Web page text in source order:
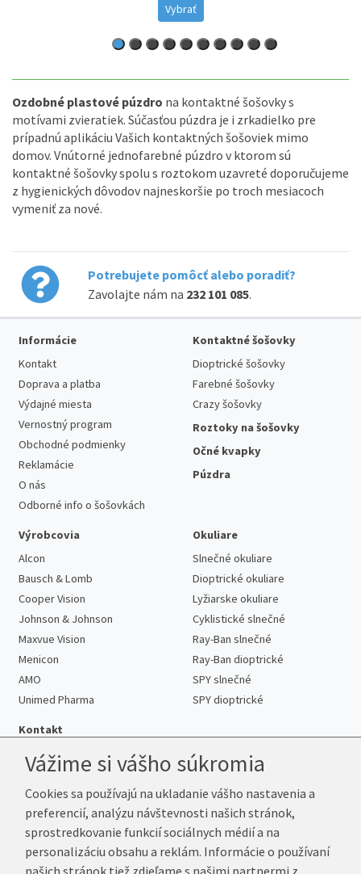
Vybrať
Ozdobné plastové púzdro na kontaktné šošovky s
motívami zvieratiek. Súčasťou púzdra je i zrkadielko pre
prípadnú aplikáciu Vašich kontaktných šošoviek mimo
domov. Vnútorné jednofarebné púzdro v ktorom sú
kontaktné šošovky spolu s roztokom uzavreté doporučujeme
z hygienických dôvodov najneskoršie po troch mesiacoch
vymeniť za nové.
Potrebujete pomôcť alebo poradiť?
Zavolajte nám na 232 101 085.
Informácie
Kontakt
Doprava a platba
Výdajné miesta
Vernostný program
Obchodné podmienky
Reklamácie
O nás
Odborné info o šošovkách
Kontaktné šošovky
Dioptrické šošovky
Farebné šošovky
Crazy šošovky
Roztoky na šošovky
Očné kvapky
Púzdra
Výrobcovia
Alcon
Bausch & Lomb
Cooper Vision
Johnson & Johnson
Maxvue Vision
Menicon
AMO
Unimed Pharma
Okuliare
Slnečné okuliare
Dioptrické okuliare
Lyžiarske okuliare
Cyklistické slnečné
Ray-Ban slnečné
Ray-Ban dioptrické
SPY slnečné
SPY dioptrické
Kontakt
Telefón:+421 222 205 863
E-mail:info@kup-sosovky.sk
Reklamačná adresa
Andrea Votavová
Vážime si vášho súkromia
Cookies sa používajú na ukladanie vášho nastavenia a
preferencií, analýzu návštevnosti našich stránok,
sprostredkovanie funkcií sociálnych médií a na
personalizáciu obsahu a reklám. Informácie o používaní
našich stránok tiež zdieľame s našimi partnermi z